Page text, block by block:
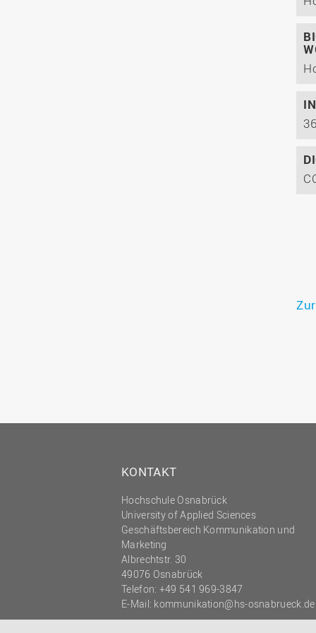
KONTAKT
Hochschule Osnabrück
University of Applied Sciences
Geschäftsbereich Kommunikation und
Marketing
Albrechtstr. 30
49076 Osnabrück
Telefon: +49 541 969-3847
E-Mail: kommunikation@hs-osnabrueck.de